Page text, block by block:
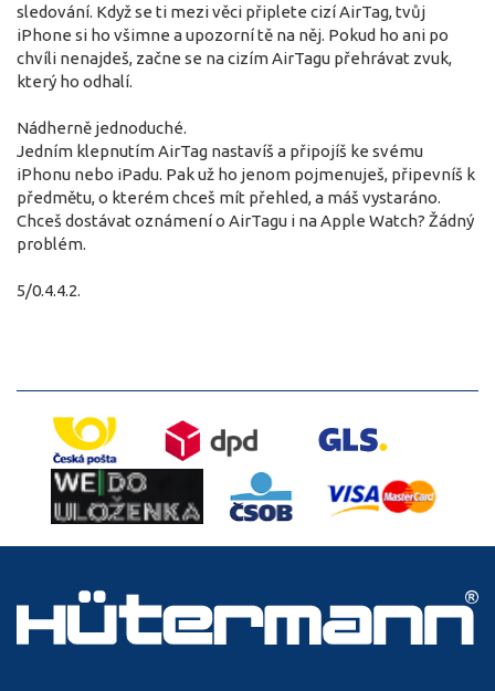
sledování. Když se ti mezi věci připlete cizí AirTag, tvůj
iPhone si ho všimne a upozorní tě na něj. Pokud ho ani po
chvíli nenajdeš, začne se na cizím AirTagu přehrávat zvuk,
který ho odhalí.
Nádherně jednoduché.
Jedním klepnutím AirTag nastavíš a připojíš ke svému
iPhonu nebo iPadu. Pak už ho jenom pojmenuješ, připevníš k
předmětu, o kterém chceš mít přehled, a máš vystaráno.
Chceš dostávat oznámení o AirTagu i na Apple Watch? Žádný
problém.
5/0.4.4.2.